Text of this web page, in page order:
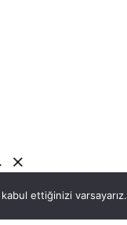
ettiğinizi varsayarız.